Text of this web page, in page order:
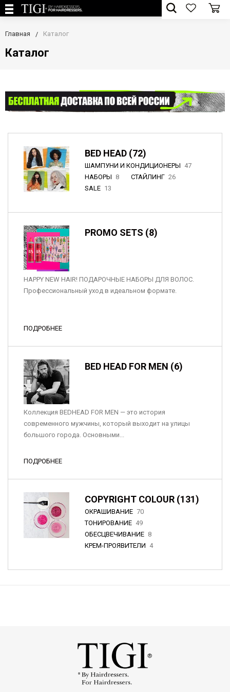
Главная Каталог
Каталог
BED HEAD (72)
ШАМПУНИ И КОНДИЦИОНЕРЫ 47
НАБОРЫ 8 СТАЙЛИНГ 26
SALE 13
PROMO SETS (8)
HAPPY NEW HAIR! ПОДАРОЧНЫЕ НАБОРЫ ДЛЯ ВОЛОС.
Профессиональный уход в идеальном формате.
ПОДРОБНЕЕ
BED HEAD FOR MEN (6)
Коллекция BEDHEAD FOR MEN — это история
современного мужчины, который выходит на улицы
большого города. Основными...
ПОДРОБНЕЕ
COPYRIGHT COLOUR (131)
ОКРАШИВАНИЕ 70
ТОНИРОВАНИЕ 49
ОБЕСЦВЕЧИВАНИЕ 8
КРЕМ-ПРОЯВИТЕЛИ 4